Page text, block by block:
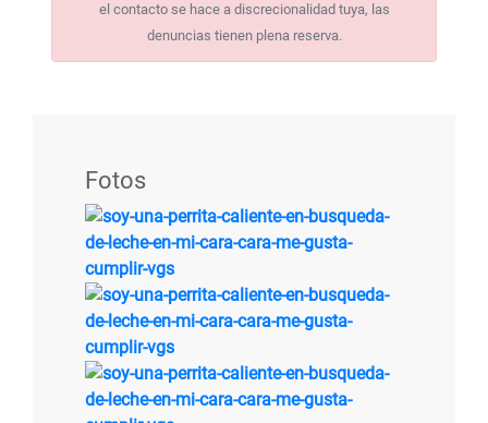
el contacto se hace a discrecionalidad tuya, las
denuncias tienen plena reserva.
Fotos